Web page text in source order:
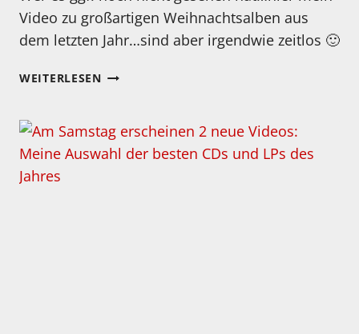
Video zu großartigen Weihnachtsalben aus
dem letzten Jahr…sind aber irgendwie zeitlos 🙂
WEITERLESENKLEINER
THEMA
WEIHNACHTSMUSIK